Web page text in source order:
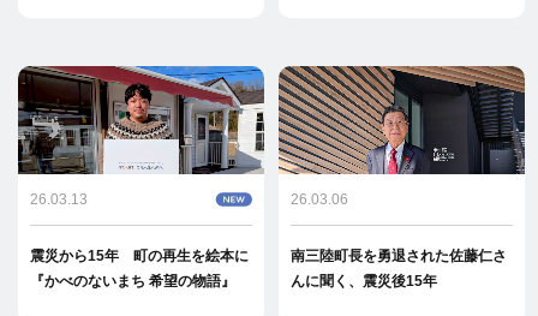
26.03.13
震災から15年 町の再生を絵本に
『かべのないまち 希望の物語』
26.03.06
南三陸町長を勇退された佐藤仁さ
んに聞く、震災後15年